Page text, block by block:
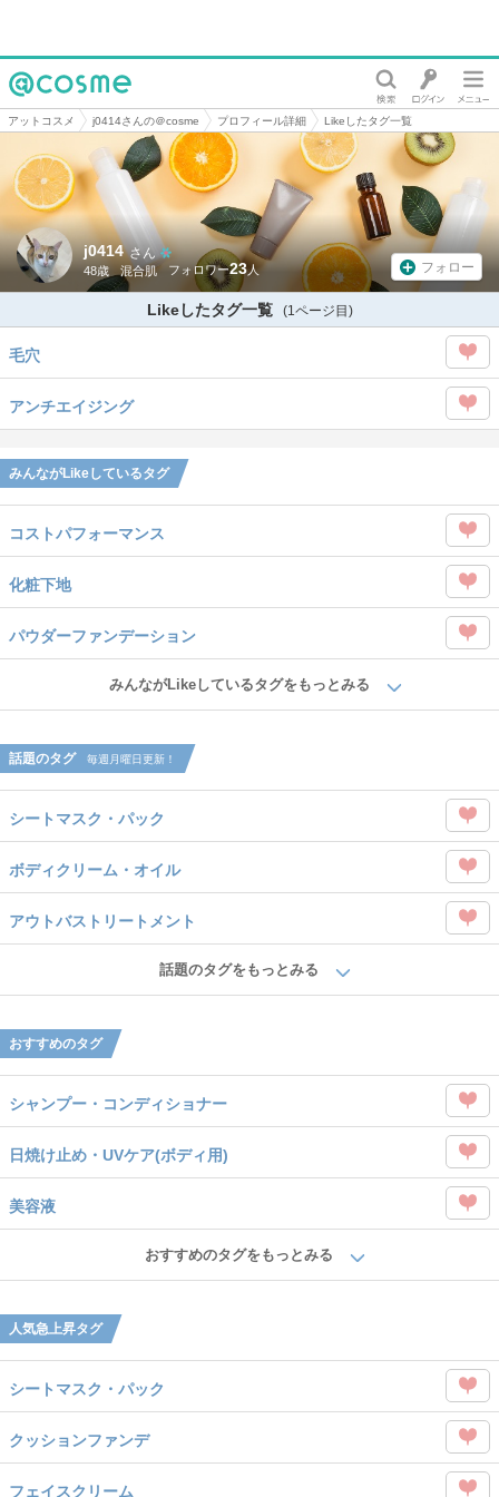
@cosme
アットコスメ j0414さんの＠cosme プロフィール詳細 Likeしたタグ一覧
j0414 さん
48歳 混合肌 23 フォロー
Likeしたタグ一覧 (1ページ目)
毛穴
この
タグ
アンチエイジング
この
を
Like
みんながLikeしているタグ
コストパフォーマンス
この
タグ
を
Like
化粧下地
この
タグ
Like
パウダーファンデーション
この
みんながLikeしているタグをもっとみる
話題のタグ 毎週月曜日更新！
シートマスク・パック
この
タグ
を
Like
ボディクリーム・オイル
この
タグ
Like
アウトバストリートメント
この
話題のタグをもっとみる
おすすめのタグ
シャンプー・コンディショナー
この
タグ
を
Like
日焼け止め・UVケア(ボディ用)
この
タグ
Like
美容液
この
おすすめのタグをもっとみる
人気急上昇タグ
シートマスク・パック
この
タグ
を
クッションファンデ
この
フェイスクリーム